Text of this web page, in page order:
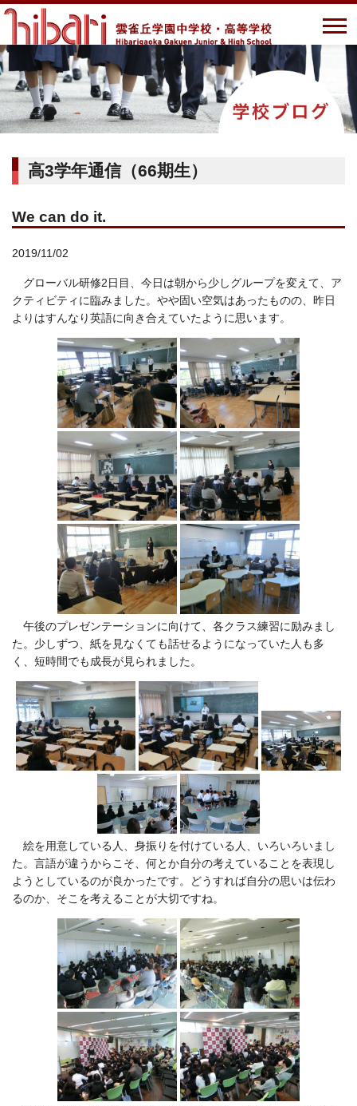
高3学年通信（66期生）
We can do it.
2019/11/02
グローバル研修2日目、今日は朝から少しグループを変えて、ア
クティビティに臨みました。やや固い空気はあったものの、昨日
よりはすんなり英語に向き合えていたように思います。
午後のプレゼンテーションに向けて、各クラス練習に励みまし
た。少しずつ、紙を見なくても話せるようになっていた人も多
く、短時間でも成長が見られました。
絵を用意している人、身振りを付けている人、いろいろいまし
た。言語が違うからこそ、何とか自分の考えていることを表現し
ようとしているのが良かったです。どうすれば自分の思いは伝わ
るのか、そこを考えることが大切ですね。